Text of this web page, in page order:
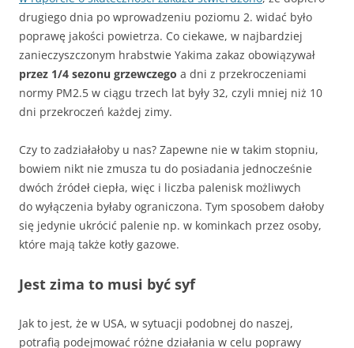
drugiego dnia po wprowadzeniu poziomu 2. widać było
poprawę jakości powietrza. Co ciekawe, w najbardziej
zanieczyszczonym hrabstwie Yakima zakaz obowiązywał
przez 1/4 sezonu grzewczego a dni z przekroczeniami
normy PM2.5 w ciągu trzech lat były 32, czyli mniej niż 10
dni przekroczeń każdej zimy.
Czy to zadziałałoby u nas? Zapewne nie w takim stopniu,
bowiem nikt nie zmusza tu do posiadania jednocześnie
dwóch źródeł ciepła, więc i liczba palenisk możliwych
do wyłączenia byłaby ograniczona. Tym sposobem dałoby
się jedynie ukrócić palenie np. w kominkach przez osoby,
które mają także kotły gazowe.
Jest zima to musi być syf
Jak to jest, że w USA, w sytuacji podobnej do naszej,
potrafią podejmować różne działania w celu poprawy